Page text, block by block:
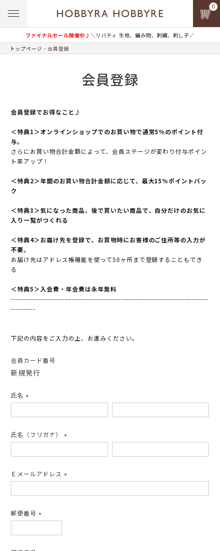
ファイナルセール開催中♪＼リバティ 生地、編み物、刺繍、刺し子／
0
トップページ 会員登録
会員登録
会員登録でお得なこと♪
＜特典1＞オンラインショップでのお買い物で通常5％のポイント付
与。
さらにお買い物合計金額によって、会員ステージが変わり付与ポイン
ト率アップ！
＜特典2＞年間のお買い物合計金額に応じて、最大15％ポイントバッ
ク
＜特典3＞気になった商品、後で買いたい商品で、自分だけのお気に
入り一覧がつくれる
＜特典4＞お届け先を登録で、お買物時にお客様のご住所等の入力が
不要。
お届け先はアドレス帳機能を使って50ヶ所まで登録することもでき
る
＜特典5＞入会費・年会費は永年無料
---------------------------------------------------------------------------------
----------
下記の内容をご入力の上、お進みください。
会員カード番号
新規発行
氏名
須)
氏名（フリガナ）
須)
Ｅメールアドレス
須)
郵便番号
須)